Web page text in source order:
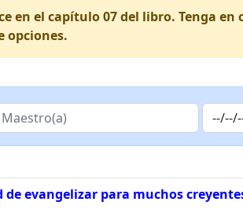
en el capítulo 07 del libro. Tenga
opciones.
evangelizar para muchos